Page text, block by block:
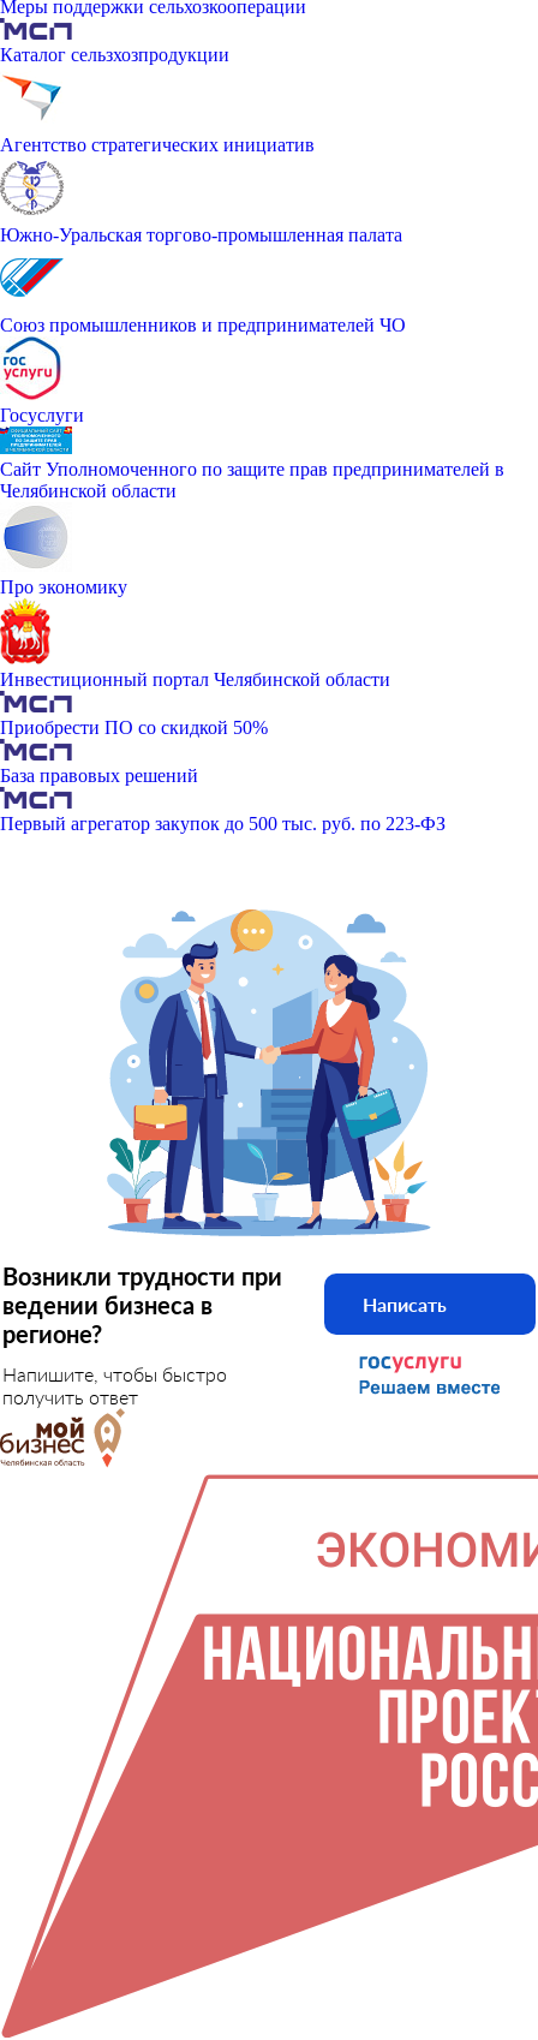
Меры поддержки сельхозкооперации
Каталог сельзхозпродукции
Агентство стратегических инициатив
Южно-Уральская торгово-промышленная палата
Союз промышленников и предпринимателей ЧО
Госуслуги
Сайт Уполномоченного по защите прав предпринимателей в
Челябинской области
Про экономику
Инвестиционный портал Челябинской области
Приобрести ПО со скидкой 50%
База правовых решений
Первый агрегатор закупок до 500 тыс. руб. по 223-ФЗ
Возникли трудности при
ведении бизнеса в
регионе?
Напишите, чтобы быстро
получить ответ
Написать